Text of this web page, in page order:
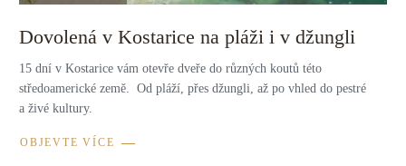
Dovolená v Kostarice na pláži i v džungli
15 dní v Kostarice vám otevře dveře do různých koutů této
středoamerické země. Od pláží, přes džungli, až po vhled do pestré
a živé kultury.
OBJEVTE VÍCE